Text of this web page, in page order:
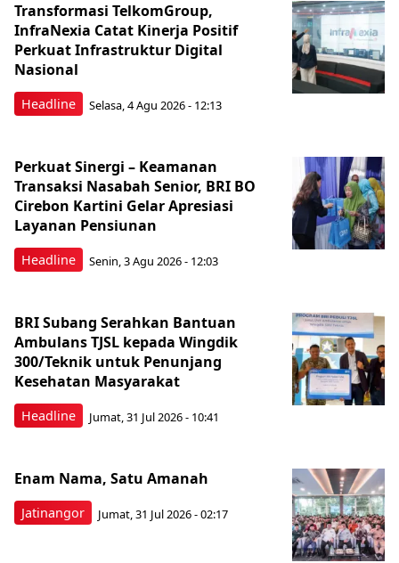
Headline
Transformasi TelkomGroup,
InfraNexia Catat Kinerja Positif
Perkuat Infrastruktur Digital
Nasional
Selasa, 4 Agu 2026 - 12:13
Headline
Perkuat Sinergi – Keamanan
Transaksi Nasabah Senior, BRI BO
Cirebon Kartini Gelar Apresiasi
Layanan Pensiunan
Senin, 3 Agu 2026 - 12:03
Headline
BRI Subang Serahkan Bantuan
Ambulans TJSL kepada Wingdik
300/Teknik untuk Penunjang
Kesehatan Masyarakat ​
Jumat, 31 Jul 2026 - 10:41
Jatinangor
Enam Nama, Satu Amanah
Jumat, 31 Jul 2026 - 02:17